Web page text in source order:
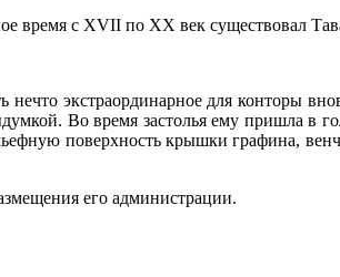
время с XVII по XX век существовал
экстраординарное для конторы
Во время застолья ему пришла в
поверхность крышки графина,
его администрации.